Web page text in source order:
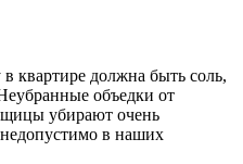
квартире должна быть соль,
объедки от
убирают очень
в наших